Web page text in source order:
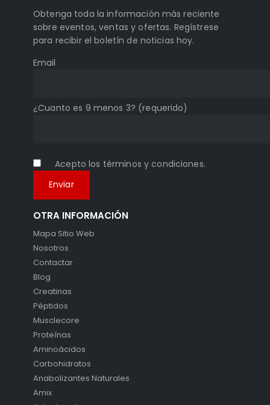
Obtenga toda la información más reciente
sobre eventos, ventas y ofertas. Regístrese
para recibir el boletín de noticias hoy.
Email
¿Cuanto es 9 menos 3? (requerido)
Acepto los términos y condiciones.
OTRA INFORMACIÓN
Mapa Sitio Web
Nosotros
Contactar
Blog
Creatinas
Péptidos
Musclecore
Proteínas
Aminoácidos
Carbohidratos
Anabolizantes Naturales
Amix